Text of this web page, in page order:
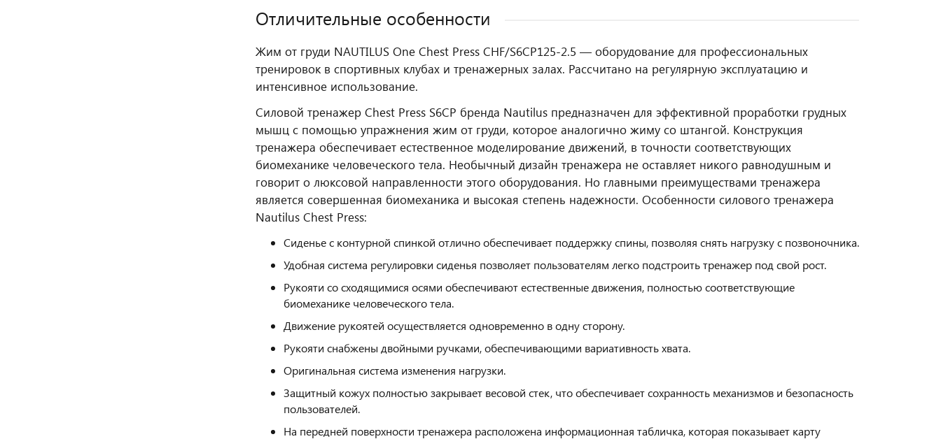
Отличительные особенности
Жим от груди NAUTILUS One Chest Press CHF/S6CP125-2.5 — оборудование для профессиональных
тренировок в спортивных клубах и тренажерных залах. Рассчитано на регулярную эксплуатацию и
интенсивное использование.
Силовой тренажер Chest Press S6CP бренда Nautilus предназначен для эффективной проработки грудных
мышц с помощью упражнения жим от груди, которое аналогично жиму со штангой. Конструкция
тренажера обеспечивает естественное моделирование движений, в точности соответствующих
биомеханике человеческого тела. Необычный дизайн тренажера не оставляет никого равнодушным и
говорит о люксовой направленности этого оборудования. Но главными преимуществами тренажера
является совершенная биомеханика и высокая степень надежности. Особенности силового тренажера
Nautilus Chest Press:
Сиденье с контурной спинкой отлично обеспечивает поддержку спины, позволяя снять нагрузку с позвоночника.
Удобная система регулировки сиденья позволяет пользователям легко подстроить тренажер под свой рост.
Рукояти со сходящимися осями обеспечивают естественные движения, полностью соответствующие
биомеханике человеческого тела.
Движение рукоятей осуществляется одновременно в одну сторону.
Рукояти снабжены двойными ручками, обеспечивающими вариативность хвата.
Оригинальная система изменения нагрузки.
Защитный кожух полностью закрывает весовой стек, что обеспечивает сохранность механизмов и безопасность
пользователей.
На передней поверхности тренажера расположена информационная табличка, которая показывает карту